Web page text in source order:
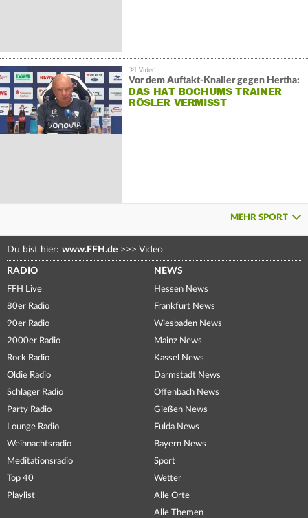
Vor dem Auftakt-Knaller gegen Hertha:
DAS HAT BOCHUMS TRAINER
RÖSLER VERMISST
MEHR SPORT
Du bist hier: www.FFH.de >>> Video
RADIO
FFH Live
80er Radio
90er Radio
2000er Radio
Rock Radio
Oldie Radio
Schlager Radio
Party Radio
Lounge Radio
Weihnachtsradio
Meditationsradio
Top 40
Playlist
NEWS
Hessen News
Frankfurt News
Wiesbaden News
Mainz News
Kassel News
Darmstadt News
Offenbach News
Gießen News
Fulda News
Bayern News
Sport
Wetter
Alle Orte
Alle Themen